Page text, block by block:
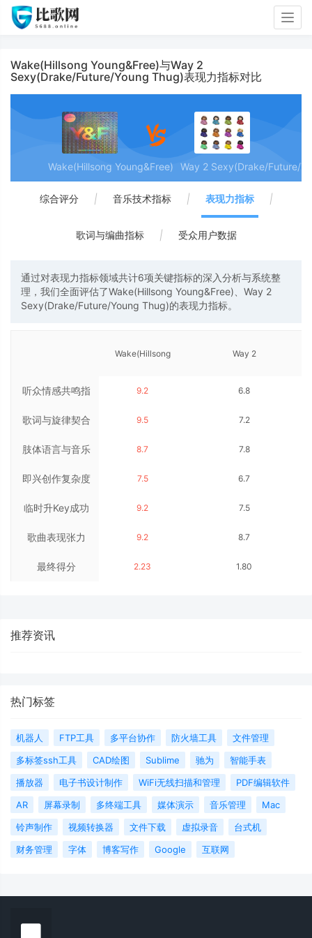
Wake(Hillsong Young&Free)与Way 2
Sexy(Drake/Future/Young Thug)表现力指标对比
Wake(Hillsong Young&Free) Way 2 Sexy(Drake/Future/
综合评分 | 音乐技术指标 | 表现力指标 |
歌词与编曲指标 | 受众用户数据
通过对表现力指标领域共计6项关键指标的深入分析与系统整
理，我们全面评估了Wake(Hillsong Young&Free)、Way 2
Sexy(Drake/Future/Young Thug)的表现力指标。
听众情感共鸣指
数
歌词与旋律契合
度
肢体语言与音乐
同步率
即兴创作复杂度
临时升Key成功
率
歌曲表现张力
最终得分
Wake(Hillsong
9.2
9.5
8.7
7.5
9.2
9.2
2.23
Way 2
Thug)
6.8
7.2
7.8
6.7
7.5
8.7
1.80
推荐资讯
热门标签
机器人 FTP工具 多平台协作 防火墙工具
文件管理
多标签ssh工具
CAD绘图 Sublime 驰为
智能手表
播放器
电子书设计制作 WiFi无线扫描和管理
PDF编辑软件
AR
屏幕录制 多终端工具 媒体演示 音乐管理
Mac
铃声制作
视频转换器 文件下载 虚拟录音
台式机
财务管理
字体 博客写作 Google 互联网